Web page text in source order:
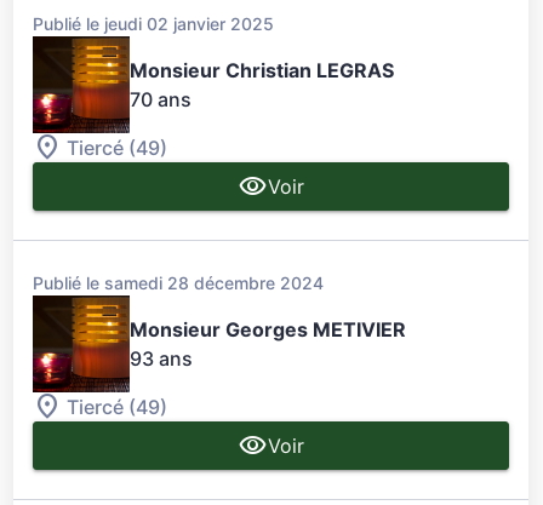
Publié le jeudi 02 janvier 2025
Monsieur Christian LEGRAS
70 ans
Tiercé (49)
Voir
Publié le samedi 28 décembre 2024
Monsieur Georges METIVIER
93 ans
Tiercé (49)
Voir